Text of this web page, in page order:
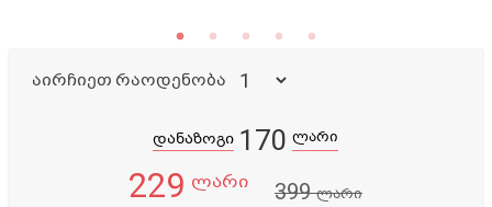
აირჩიეთ რაოდენობა
დანაზოგი 170 ლარი
229 ლარი 399ლარი